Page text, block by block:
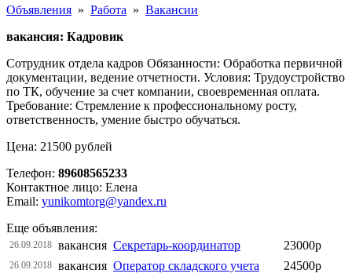
Объявления » Работа » Вакансии
вакансия: Кадровик
Сотрудник отдела кадров Обязанности: Обработка первичной
документации, ведение отчетности. Условия: Трудоустройство
по ТК, обучение за счет компании, своевременная оплата.
Требование: Стремление к профессиональному росту,
ответственность, умение быстро обучаться.
Цена: 21500 рублей
Телефон: 89608565233
Контактное лицо: Елена
Email: yunikomtorg@yandex.ru
Еще объявления:
26.09.2018 вакансия Секретарь-координатор 23000р
26.09.2018 вакансия Оператор складского учета 24500р